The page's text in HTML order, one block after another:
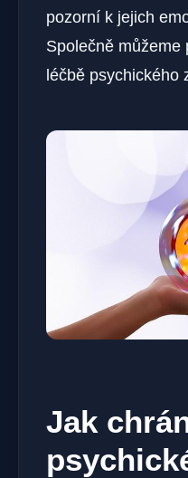
pozorní k jejich
Společně můžeme
léčbě psychického⁤
Jak